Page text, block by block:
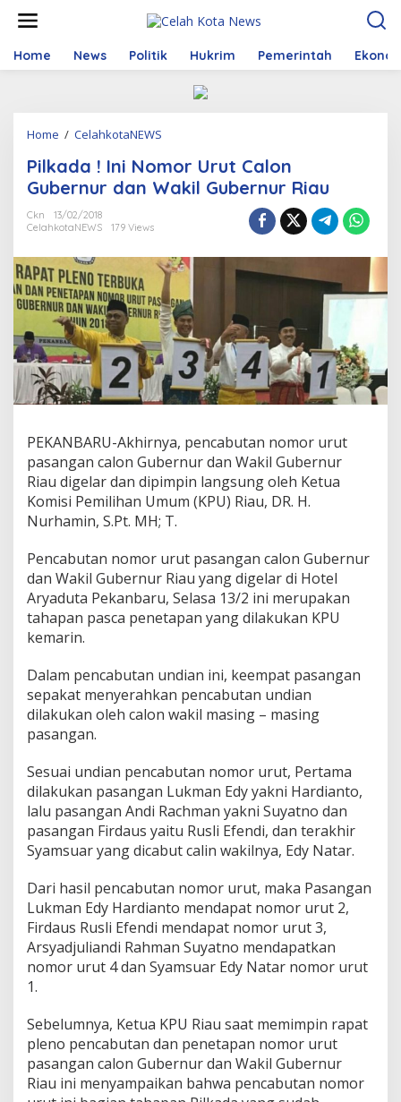
t
Home News Politik Hukrim Pemerintah
Home / CelahkotaNEWS
l
k
a
I
n
i
N
o
m
o
r
U
r
t
C
a
l
o
n
u
b
e
r
n
a
n
W
l
G
u
b
r
u
r
R
a
u
Pilkada ! Ini Nomor Urut Calon
Gubernur dan Wakil Gubernur Riau
Ckn
13/02/2018
CelahkotaNEWS
179 Views
PEKANBARU-Akhirnya, pencabutan nomor urut
pasangan calon Gubernur dan Wakil Gubernur
Riau digelar dan dipimpin langsung oleh Ketua
Komisi Pemilihan Umum (KPU) Riau, DR. H.
Nurhamin, S.Pt. MH; T.
Pencabutan nomor urut pasangan calon Gubernur
dan Wakil Gubernur Riau yang digelar di Hotel
Aryaduta Pekanbaru, Selasa 13/2 ini merupakan
tahapan pasca penetapan yang dilakukan KPU
kemarin.
Dalam pencabutan undian ini, keempat pasangan
sepakat menyerahkan pencabutan undian
dilakukan oleh calon wakil masing – masing
pasangan.
Sesuai undian pencabutan nomor urut, Pertama
dilakukan pasangan Lukman Edy yakni Hardianto,
lalu pasangan Andi Rachman yakni Suyatno dan
pasangan Firdaus yaitu Rusli Efendi, dan terakhir
Syamsuar yang dicabut calin wakilnya, Edy Natar.
Dari hasil pencabutan nomor urut, maka Pasangan
Lukman Edy Hardianto mendapat nomor urut 2,
Firdaus Rusli Efendi mendapat nomor urut 3,
Arsyadjuliandi Rahman Suyatno mendapatkan
nomor urut 4 dan Syamsuar Edy Natar nomor urut
1.
Sebelumnya, Ketua KPU Riau saat memimpin rapat
pleno pencabutan dan penetapan nomor urut
pasangan calon Gubernur dan Wakil Gubernur
Riau ini menyampaikan bahwa pencabutan nomor